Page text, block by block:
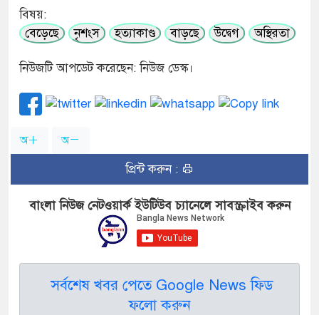
বিষয়:
বেড়েছে
নৃশংস হত্যাকাণ্ড বাড়ছে উদ্বেগ অস্থিরতা
নিউজটি আপডেট করেছেন: নিউজ ডেস্ক।
অ অ
প্রিন্ট করুন :
বাংলা নিউজ নেটওয়ার্ক ইউটিউব চ্যানেলে সাবস্ক্রাইব করুন
সর্বশেষ খবর পেতে Google News ফিড
ফলো করুন